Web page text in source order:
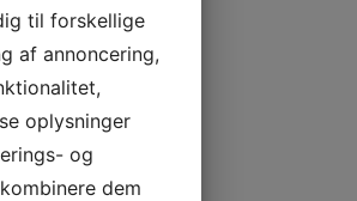
kr.
til forskellige
af annoncering,
oplysninger
og
dem